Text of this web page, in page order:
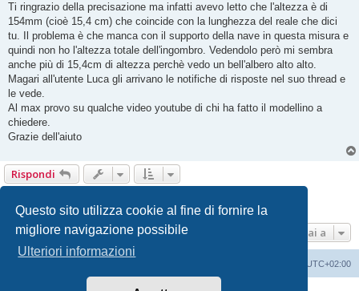
Questo sito utilizza cookie al fine di fornire la
migliore navigazione possibile
Ulteriori informazioni
Ti ringrazio della precisazione ma infatti avevo letto che l'altezza è di
154mm (cioè 15,4 cm) che coincide con la lunghezza del reale che dici
tu. Il problema è che manca con il supporto della nave in questa misura e
quindi non ho l'altezza totale dell'ingombro. Vedendolo però mi sembra
anche più di 15,4cm di altezza perchè vedo un bell'albero alto alto.
Magari all'utente Luca gli arrivano le notifiche di risposte nel suo thread e
le vede.
Al max provo su qualche video youtube di chi ha fatto il modellino a
chiedere.
Grazie dell'aiuto
Rispondi
Prossimo
Vai a
UTC+02:00